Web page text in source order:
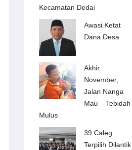
Kecamatan Dedai
Awasi Ketat
Dana Desa
Akhir
November,
Jalan Nanga
Mau – Tebidah
Mulus
39 Caleg
Terpilih Dilantik